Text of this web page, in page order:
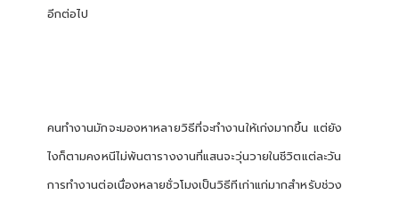
อีกต่อไป
คนทำงานมักจะมองหาหลายวิธีที่จะทำงานให้เก่งมากขึ้น แต่ยัง
ไงก็ตามคงหนีไม่พ้นตารางงานที่แสนจะวุ่นวายในชีวิตแต่ละวัน
การทำงานต่อเนื่องหลายชั่วโมงเป็นวิธีทีเก่าแก่มากสำหรับช่วง